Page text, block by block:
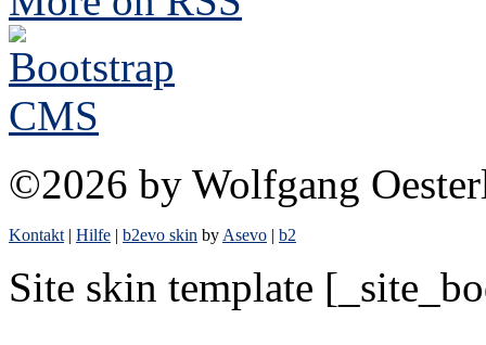
©2026 by Wolfgang
Kontakt | Hilfe | b2evo skin by Asevo | b2
Site skin template